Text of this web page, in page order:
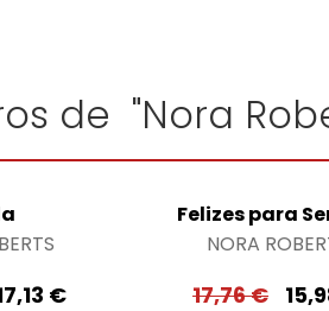
de "Nora
€
Felizes para
NORA
17,76€